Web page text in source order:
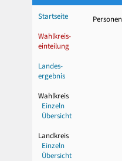
Startseite
Wahlkreis-
einteilung
Landes-
ergebnis
Wahlkreis
Einzeln
Übersicht
Landkreis
Einzeln
Übersicht